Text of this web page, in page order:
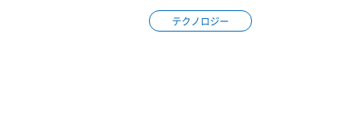
テクノロジー